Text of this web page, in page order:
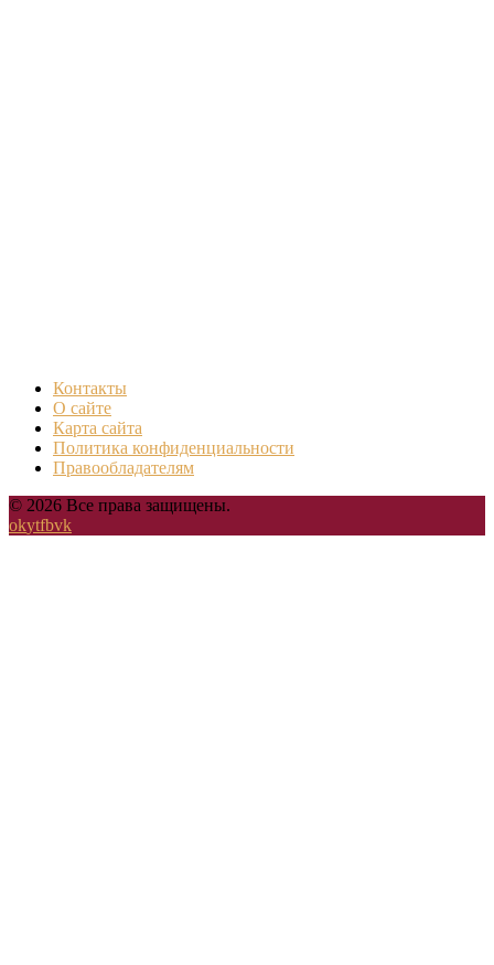
Контакты
О сайте
Карта сайта
Политика конфиденциальности
Правообладателям
© 2026 Все права защищены.
okytfbvk